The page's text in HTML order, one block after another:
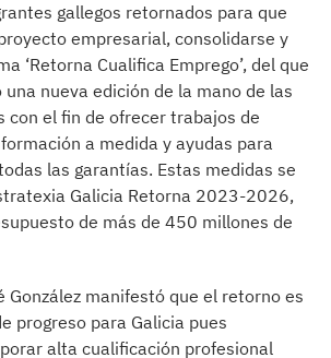
gallegos retornados para que
empresarial, consolidarse y
‘Retorna Cualifica Emprego’, del que
nueva edición de la mano de las
con el fin de ofrecer trabajos de
a medida y ayudas para
las garantías. Estas medidas se
Galicia Retorna 2023-2026,
de más de 450 millones de
González manifestó que el retorno es
progreso para Galicia pues
alta cualificación profesional